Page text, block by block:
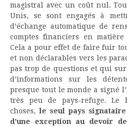
magistral avec un coût nul.
Unis, se sont engagés à
d’échange automatique de
comptes financiers en
Cela a pour effet de faire fuir
et non déclarables vers les
pas trop de questions et qui
d’informations sur les
presque tout le monde a signé
très peu de pays-refuge. Le
choses,le seul pays
d’une exception au devoir